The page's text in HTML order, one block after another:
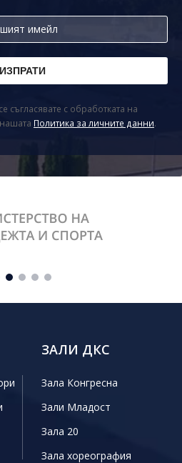
с обработката на
Политика за личните данни.
ЗАЛИ ДКС
Зала Конгресна
Зали Младост
Зала 20
Зала хореография